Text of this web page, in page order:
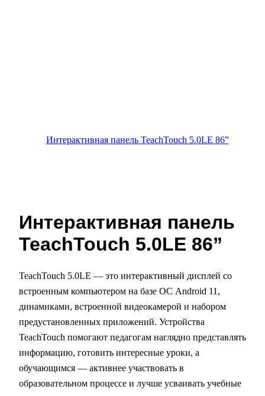
Интерактивная панель
TeachTouch 5.0LE 86”
TeachTouch 5.0LE — это интерактивный дисплей со
встроенным компьютером на базе ОС Android 11,
динамиками, встроенной видеокамерой и набором
предустановленных приложений. Устройства
TeachTouch помогают педагогам наглядно представлять
информацию, готовить интересные уроки, а
обучающимся — активнее участвовать в
образовательном процессе и лучше усваивать учебные